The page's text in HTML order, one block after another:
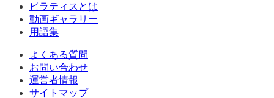
ピラティスとは
動画ギャラリー
用語集
よくある質問
お問い合わせ
運営者情報
サイトマップ